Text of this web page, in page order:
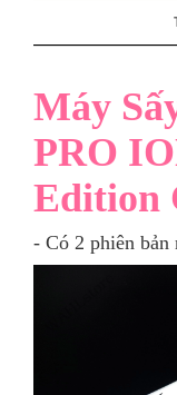
Máy
PRO
Edition
- Có 2 phiên